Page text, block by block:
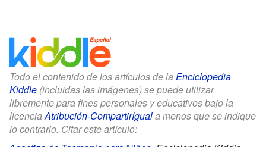
Todo el contenido de los artículos de la Enciclopedia
Kiddle (incluidas las imágenes) se puede utilizar
libremente para fines personales y educativos bajo la
licenciaAtribución-CompartirIguala menos que se indique
lo contrario. Citar este artículo: